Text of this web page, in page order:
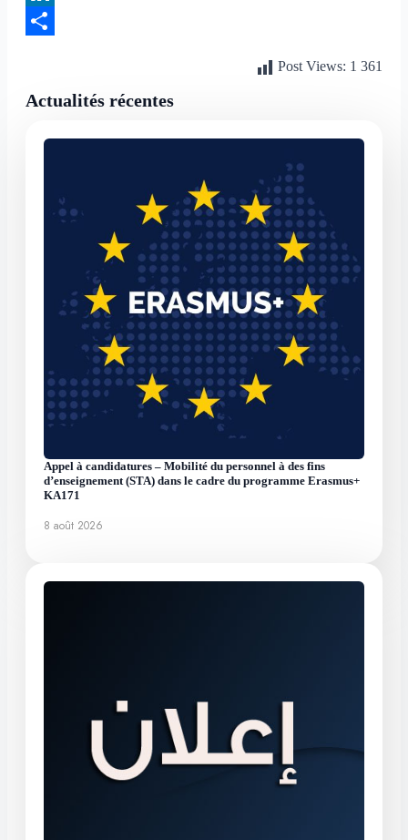
LinkedIn
Post Views: 1 361
Actualités récentes
Appel à candidatures – Mobilité du personnel à des fins
d’enseignement (STA) dans le cadre du programme Erasmus+
KA171
8 août 2026